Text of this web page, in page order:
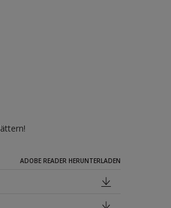
ADOBE READER HERUNTERLADEN